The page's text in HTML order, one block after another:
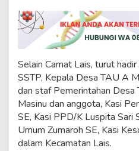
Selain Camat Lais, turut
SSTP, Kepala Desa TAU A
dan staf Pemerintahan
Masinu dan anggota, Kasi
SE, Kasi PPD/K Luspita Sari
Umum Zumaroh SE, Kasi
dalam Kecamatan Lais.